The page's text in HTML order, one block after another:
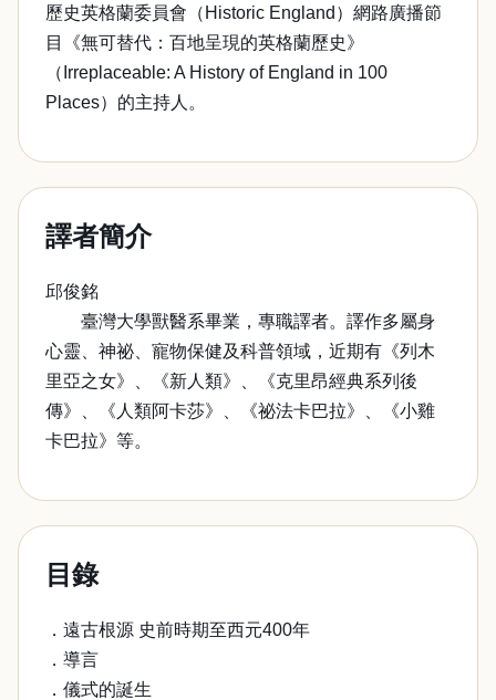
歷史英格蘭委員會（Historic England）網路廣播節
目《無可替代：百地呈現的英格蘭歷史》
（Irreplaceable: A History of England in 100
Places）的主持人。
譯者簡介
邱俊銘
臺灣大學獸醫系畢業，專職譯者。譯作多屬身
心靈、神祕、寵物保健及科普領域，近期有《列木
里亞之女》、《新人類》、《克里昂經典系列後
傳》、《人類阿卡莎》、《祕法卡巴拉》、《小雞
卡巴拉》等。
目錄
．遠古根源 史前時期至西元400年
．導言
．儀式的誕生